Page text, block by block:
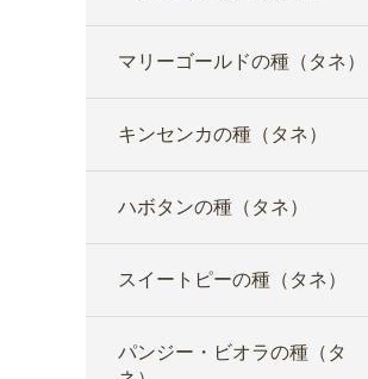
マリーゴールドの種（タネ）
キンセンカの種（タネ）
ハボタンの種（タネ）
スイートピーの種（タネ）
パンジー・ビオラの種（タ